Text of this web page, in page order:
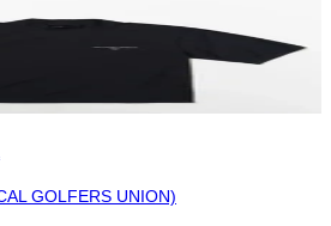
GOLFERS UNION)